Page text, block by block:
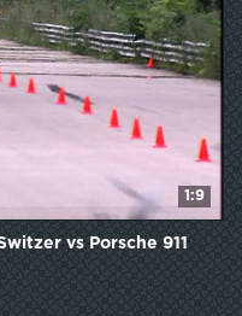
1:9
vs Porsche 911